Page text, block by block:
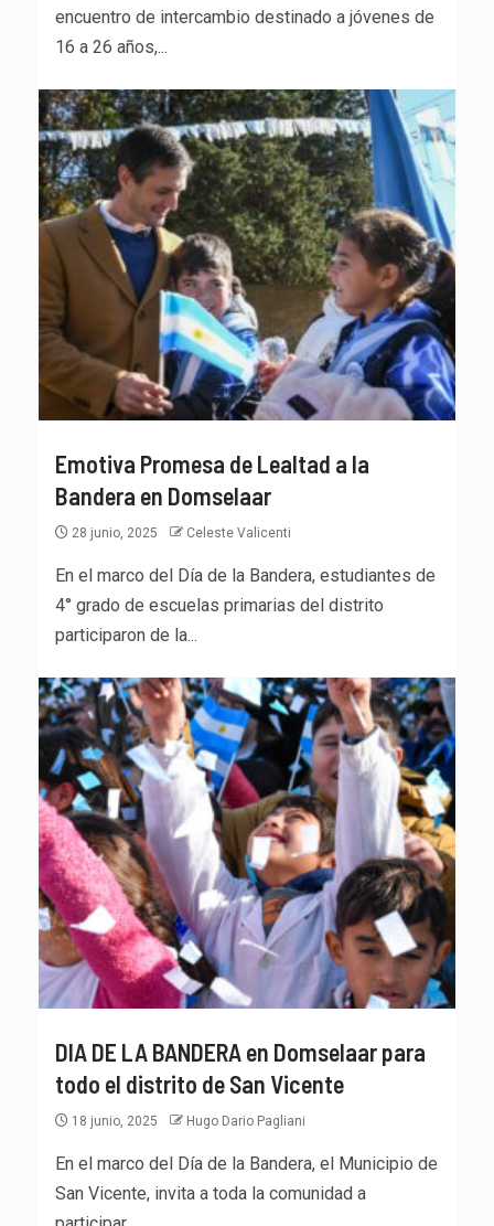
encuentro de intercambio destinado a jóvenes de
16 a 26 años,...
Emotiva Promesa de Lealtad a la
Bandera en Domselaar
28 junio, 2025 Celeste Valicenti
En el marco del Día de la Bandera, estudiantes de
4° grado de escuelas primarias del distrito
participaron de la...
DIA DE LA BANDERA en Domselaar para
todo el distrito de San Vicente
18 junio, 2025 Hugo Dario Pagliani
En el marco del Día de la Bandera, el Municipio de
San Vicente, invita a toda la comunidad a